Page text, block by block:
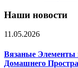
Наши новости
11.05.2026
Вязаные Элементы
Домашнего